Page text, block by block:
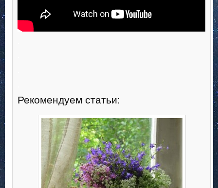
Рекомендуем статьи: